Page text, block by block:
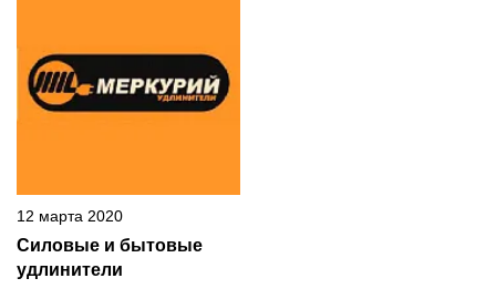
12 марта 2020
Силовые и бытовые
удлинители